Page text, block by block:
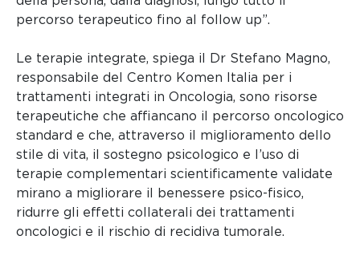
percorso terapeutico fino al follow up”.
Le terapie integrate, spiega il Dr Stefano Magno,
responsabile del Centro Komen Italia per i
trattamenti integrati in Oncologia, sono risorse
terapeutiche che affiancano il percorso oncologico
standard e che, attraverso il miglioramento dello
stile di vita, il sostegno psicologico e l’uso di
terapie complementari scientificamente validate
mirano a migliorare il benessere psico-fisico,
ridurre gli effetti collaterali dei trattamenti
oncologici e il rischio di recidiva tumorale.